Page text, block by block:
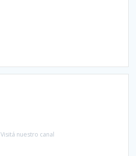
Visitá nuestro canal